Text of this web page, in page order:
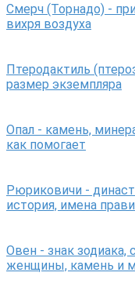
Смерч (Торнадо) -
вихря воздуха
Птеродактиль
размер экземпляра
Опал - камень,
как помогает
Рюриковичи -
история, имена
Овен - знак
женщины, камень и